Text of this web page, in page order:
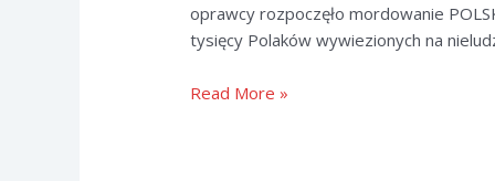
oprawcy rozpoczęło mordowanie
tysięcy Polaków wywiezionych na
w
Read More »